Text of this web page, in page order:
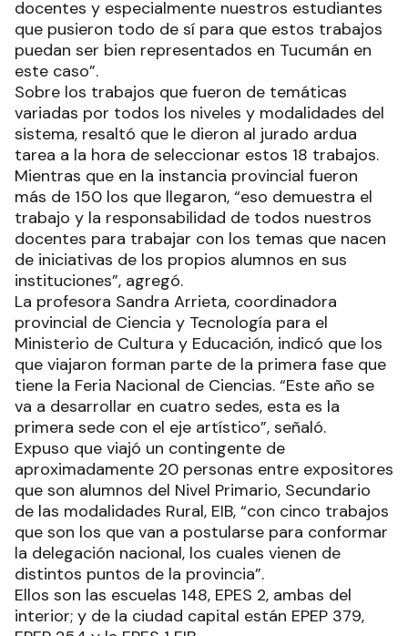
docentes y especialmente nuestros estudiantes
que pusieron todo de sí para que estos trabajos
puedan ser bien representados en Tucumán en
este caso”.
Sobre los trabajos que fueron de temáticas
variadas por todos los niveles y modalidades del
sistema, resaltó que le dieron al jurado ardua
tarea a la hora de seleccionar estos 18 trabajos.
Mientras que en la instancia provincial fueron
más de 150 los que llegaron, “eso demuestra el
trabajo y la responsabilidad de todos nuestros
docentes para trabajar con los temas que nacen
de iniciativas de los propios alumnos en sus
instituciones”, agregó.
La profesora Sandra Arrieta, coordinadora
provincial de Ciencia y Tecnología para el
Ministerio de Cultura y Educación, indicó que los
que viajaron forman parte de la primera fase que
tiene la Feria Nacional de Ciencias. “Este año se
va a desarrollar en cuatro sedes, esta es la
primera sede con el eje artístico”, señaló.
Expuso que viajó un contingente de
aproximadamente 20 personas entre expositores
que son alumnos del Nivel Primario, Secundario
de las modalidades Rural, EIB, “con cinco trabajos
que son los que van a postularse para conformar
la delegación nacional, los cuales vienen de
distintos puntos de la provincia”.
Ellos son las escuelas 148, EPES 2, ambas del
interior; y de la ciudad capital están EPEP 379,